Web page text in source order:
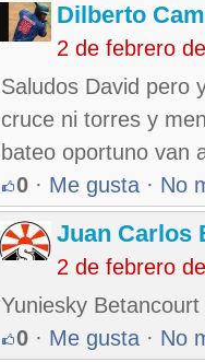
Dilberto
2 de febrero
Saludos David pero
cruce ni torres y
bateo oportuno van
0 · Me gusta · No
Juan Carlos
2 de febrero
Yuniesky
0 · Me gusta · No